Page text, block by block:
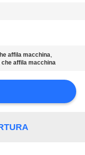
affila macchina,
che affila macchina